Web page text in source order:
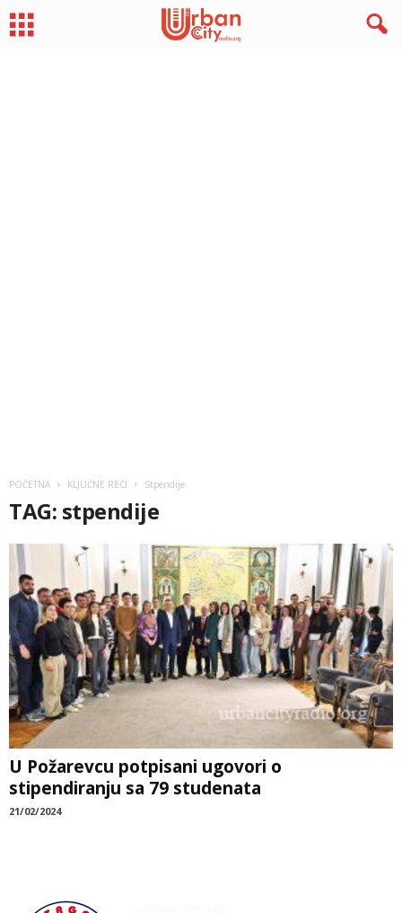
POČETNA KLJUČNE REČI Stpendije
TAG: stpendije
U Požarevcu potpisani ugovori o
stipendiranju sa 79 studenata
21/02/2024